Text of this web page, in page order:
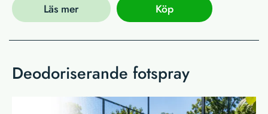
Läs mer Köp
Deodoriserande fotspray